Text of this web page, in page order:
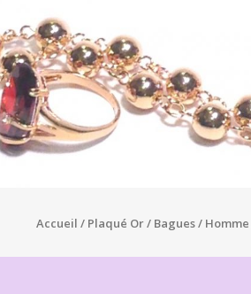
Accueil / Plaqué Or/ Bagues/ Homme